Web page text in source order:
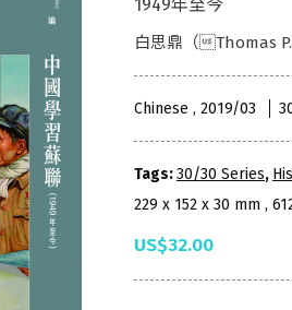
1949年至今
白思鼎（Thomas
Chinese , 2019/03
Tags:30/30 Series,
229 x 152 x 30 mm ,
US$32.00